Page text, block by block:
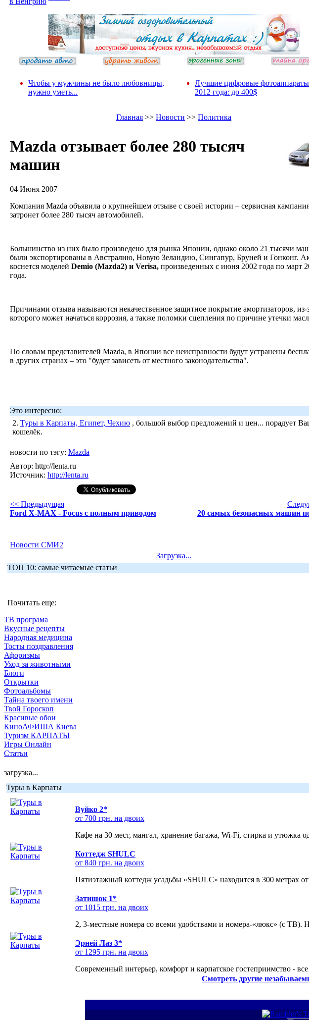
Чтобы у мужчины не было любовницы,
нужно уметь...
Лучшие цифровые фотоаппараты
2012 года: до 400$
Главная >> Новости >> Политика
Mazda отзывает более 280 тысяч
машин
04 Июня 2007
Компания Mazda объявила о крупнейшем отзыве с своей истории – сервисная
затронет более 280 тысяч автомобилей.
Большинство из них было произведено для рынка Японии, однако около 21 тысячи
были экспортированы в Австралию, Новую Зеландию, Сингапур, Бруней и Гонконг.
коснется моделей Demio (Mazda2) и Verisa, произведенных с июня 2002 года по март
года.
Причинами отзыва называются некачественное защитное покрытие амортизаторов, из-
которого может начаться коррозия, а также поломки сцепления по причине утечки
По словам представителей Mazda, в Японии все неисправности будут устранены
в других странах – это "будет зависеть от местного законодательства".
Это интересно:
2. Туры в Карпаты, Египет, Чехию , большой выбор предложений и цен... порадует
кошелёк.
новости по тэгу: Mazda
Автор: http://lenta.ru
Источник: http://lenta.ru
<< Предыдущая
Ford X-MAX - Focus с полным приводом
20 самых безопасных машин
Новости СМИ2
Загрузка...
ТОП 10: самые читаемые статьи
Почитать еще:
ТВ програма
Вкусные рецепты
Народная медицина
Тосты поздравления
Афоризмы
Уход за животными
Блоги
Открытки
Фотоальбомы
Тайна твоего имени
Твой Гороскоп
Красивые обои
КиноАФИША Киева
Туризм КАРПАТЫ
Игры Онлайн
Статьи
загрузка...
Туры в Карпаты
Вуйко 2*
от 700 грн. на двоих
Кафе на 30 мест, мангал, хранение багажа, Wi-Fi, стирка и утюжка
Коттедж SHULC
от 840 грн. на двоих
Пятиэтажный коттедж усадьбы «SHULC» находится в 300 метрах
Затишок 1*
от 1015 грн. на двоих
2, 3-местные номера со всеми удобствами и номера-«люкс» (с ТВ).
Эрней Лаз 3*
от 1295 грн. на двоих
Современный интерьер, комфорт и карпатское гостеприимство -
Смотреть другие